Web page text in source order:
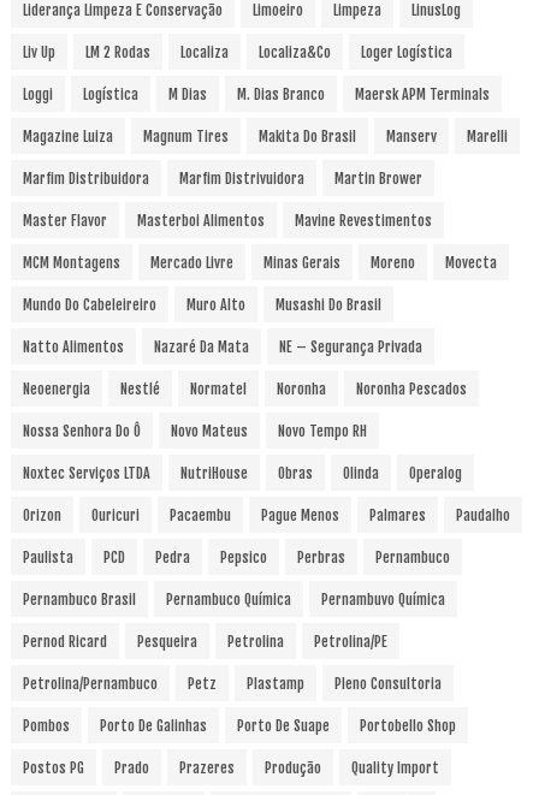
Liderança Limpeza E Conservação Limoeiro Limpeza LinusLog
Liv Up LM 2 Rodas Localiza Localiza&Co Loger Logística
Loggi Logística M Dias M. Dias Branco Maersk APM Terminals
Magazine Luiza Magnum Tires Makita Do Brasil Manserv Marelli
Marfim Distribuidora Marfim Distrivuidora Martin Brower
Master Flavor Masterboi Alimentos Mavine Revestimentos
MCM Montagens Mercado Livre Minas Gerais Moreno Movecta
Mundo Do Cabeleireiro Muro Alto Musashi Do Brasil
Natto Alimentos Nazaré Da Mata NE – Segurança Privada
Neoenergia Nestlé Normatel Noronha Noronha Pescados
Nossa Senhora Do Ô Novo Mateus Novo Tempo RH
Noxtec Serviços LTDA NutriHouse Obras Olinda Operalog
Orizon Ouricuri Pacaembu Pague Menos Palmares Paudalho
Paulista PCD Pedra Pepsico Perbras Pernambuco
Pernambuco Brasil Pernambuco Química Pernambuvo Química
Pernod Ricard Pesqueira Petrolina Petrolina/PE
Petrolina/Pernambuco Petz Plastamp Pleno Consultoria
Pombos Porto De Galinhas Porto De Suape Portobello Shop
Postos PG Prado Prazeres Produção Quality Import